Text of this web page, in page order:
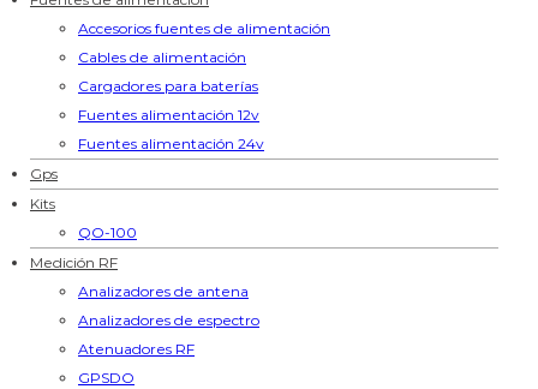
Accesorios fuentes de alimentación
Cables de alimentación
Cargadores para baterías
Fuentes alimentación 12v
Fuentes alimentación 24v
Gps
Kits
QO-100
Medición RF
Analizadores de antena
Analizadores de espectro
Atenuadores RF
GPSDO